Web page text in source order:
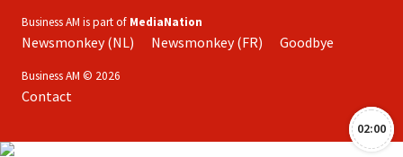
02:00
Business AM is part of MediaNation
Newsmonkey (NL) Newsmonkey (FR) Goodbye
Business AM © 2026
Contact